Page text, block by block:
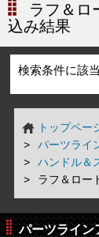
ラフ＆ロ
込み結果
検索条件に該
トップペー
パーツライ
ハンドル＆
ラフ＆ロー
パーツライン